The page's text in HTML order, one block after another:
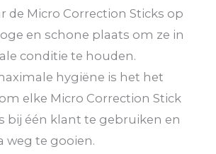
de Micro Correction Sticks op
en schone plaats om ze in
conditie te houden.
hygiëne is het het
elke Micro Correction Stick
bij één klant te gebruiken en
weg te gooien.